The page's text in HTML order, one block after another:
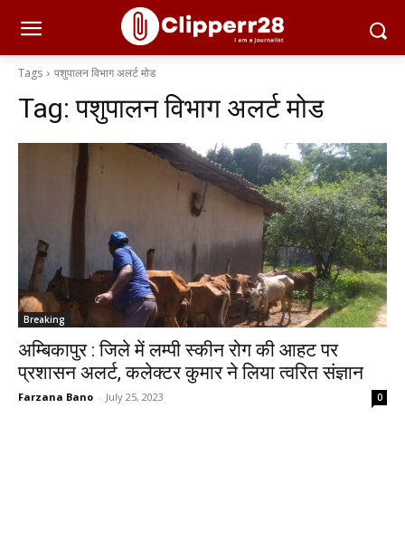
Tags पशुपालन विभाग अलर्ट मोड
Tag:पशुपालन विभाग अलर्ट मोड
Breaking
अम्बिकापुर : जिले में लम्पी स्कीन रोग की आहट पर
प्रशासन अलर्ट, कलेक्टर कुमार ने लिया त्वरित संज्ञान
Farzana Bano - July 25, 2023 0